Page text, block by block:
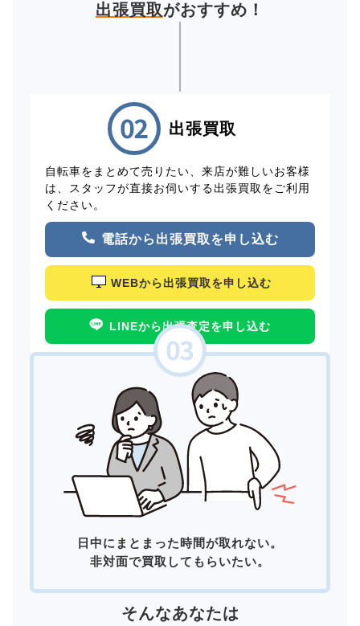
出張買取がおすすめ！
出張買取
自転車をまとめて売りたい、来店が難しいお客様
は、スタッフが直接お伺いする出張買取をご利用
ください。
電話から出張買取を申し込む
WEBから出張買取を申し込む
LINEから出張査定を申し込む
日中にまとまった時間が取れない。
非対面で買取してもらいたい。
そんなあなたは